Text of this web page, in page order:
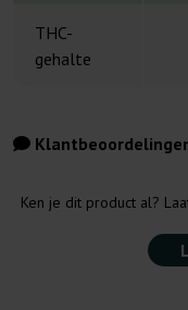
THC-
gehalte
Ken je dit product al?